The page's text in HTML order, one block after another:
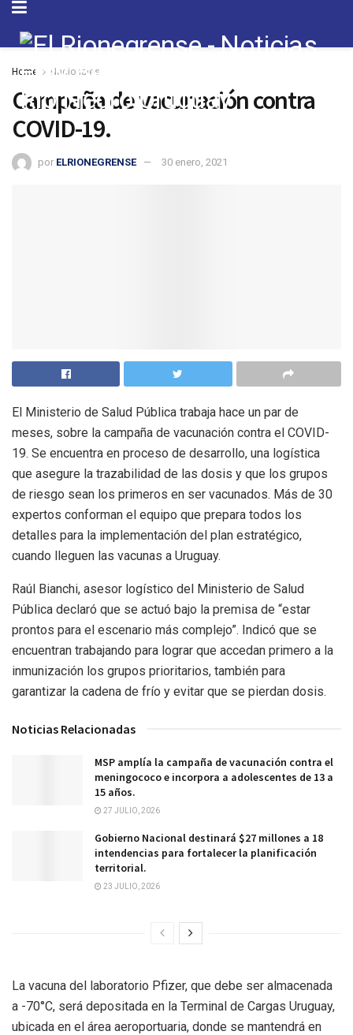
Home Nacionales
Campaña de vacunación contra
COVID-19.
por ELRIONEGRENSE 30 enero, 2021
El Ministerio de Salud Pública trabaja hace un par de
meses, sobre la campaña de vacunación contra el COVID-
19. Se encuentra en proceso de desarrollo, una logística
que asegure la trazabilidad de las dosis y que los grupos
de riesgo sean los primeros en ser vacunados. Más de 30
expertos conforman el equipo que prepara todos los
detalles para la implementación del plan estratégico,
cuando lleguen las vacunas a Uruguay.
Raúl Bianchi, asesor logístico del Ministerio de Salud
Pública declaró que se actuó bajo la premisa de “estar
prontos para el escenario más complejo”. Indicó que se
encuentran trabajando para lograr que accedan primero a la
inmunización los grupos prioritarios, también para
garantizar la cadena de frío y evitar que se pierdan dosis.
Noticias Relacionadas
MSP amplía la campaña de vacunación contra el
meningococo e incorpora a adolescentes de 13 a
15 años.
27 JULIO, 2026
Gobierno Nacional destinará $27 millones a 18
intendencias para fortalecer la planificación
territorial.
23 JULIO, 2026
La vacuna del laboratorio Pfizer, que debe ser almacenada
a -70°C, será depositada en la Terminal de Cargas Uruguay,
ubicada en el área aeroportuaria, donde se mantendrá en